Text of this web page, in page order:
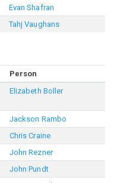
Evan Shafran
Tahj Vaughans
Person
Elizabeth Boller
Jackson Rambo
Chris Craine
John Rezner
John Pundt